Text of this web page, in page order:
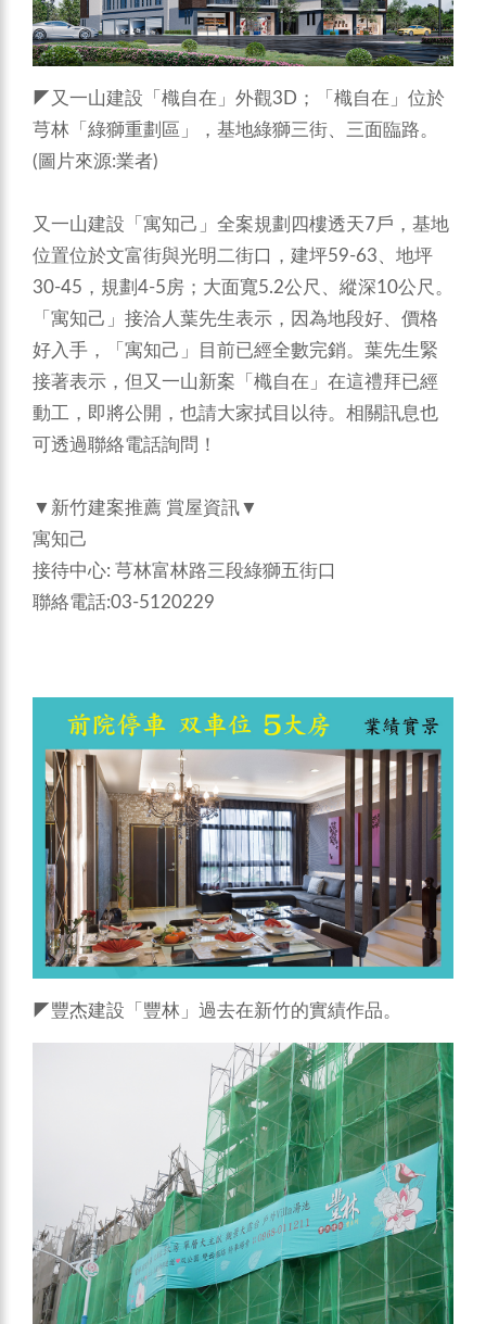
◤又一山建設「樴自在」外觀3D；「樴自在」位於
芎林「綠獅重劃區」，基地綠獅三街、三面臨路。
(圖片來源:業者)
又一山建設「寓知己」全案規劃四樓透天7戶，基地
位置位於文富街與光明二街口，建坪59-63、地坪
30-45，規劃4-5房；大面寬5.2公尺、縱深10公尺。
「寓知己」接洽人葉先生表示，因為地段好、價格
好入手，「寓知己」目前已經全數完銷。葉先生緊
接著表示，但又一山新案「樴自在」在這禮拜已經
動工，即將公開，也請大家拭目以待。相關訊息也
可透過聯絡電話詢問！
▼新竹建案推薦 賞屋資訊▼
寓知己
接待中心: 芎林富林路三段綠獅五街口
聯絡電話:03-5120229
◤豐杰建設「豐林」過去在新竹的實績作品。